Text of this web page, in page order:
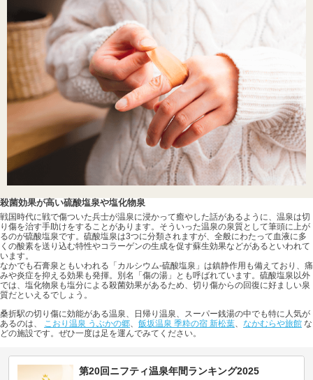
殺菌効果が高い硫酸塩泉や塩化物泉
戦国時代に戦で傷ついた兵士が温泉に浸かって癒やした話があるように、温泉は切
り傷を治す手助けをすることがあります。そういった温泉の泉質として筆頭に上が
るのが硫酸塩泉です。硫酸塩泉は3つに分類されますが、全般にわたって血液に多
くの酸素を送り込む特性やコラーゲンの生成を促す蘇生効果などがあるといわれて
います。
なかでも石膏泉ともいわれる「カルシウム-硫酸塩泉」は鎮静作用も備えており、痛
みや炎症を抑える効果も発揮。別名「傷の湯」とも呼ばれています。硫酸塩泉以外
では、塩化物泉も塩分による殺菌効果があるため、切り傷からの回復に好ましい泉
質だといえるでしょう。
桑折駅の切り傷に効能がある温泉、日帰り温泉、スーパー銭湯の中でも特に人気が
あるのは、
こおり温泉 うぶかの郷 飯坂温泉 季粋の宿 新松葉 なかむらや旅館 な
どの施設です。ぜひ一度は足を運んでみてください。
第20回ニフティ温泉年間ランキング2025